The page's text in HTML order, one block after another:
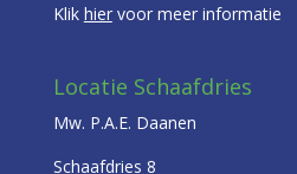
Klik hiervoor meer informatie
Locatie Schaafdries
Mw. P.A.E. Daanen
Schaafdries 8